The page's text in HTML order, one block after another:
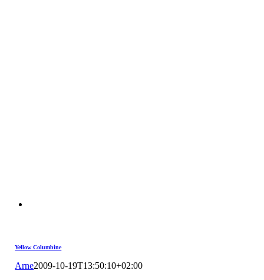
Yellow Columbine
Arne2009-10-19T13:50:10+02:00